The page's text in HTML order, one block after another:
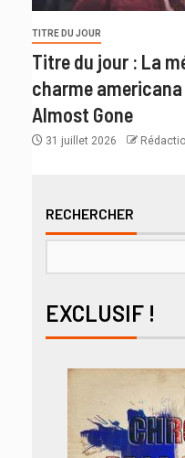
TITRE DU JOUR
Titre du jour : La
charme
Almost Gone
31 juillet 2026
RECHERCHER
EXCLUSIF !